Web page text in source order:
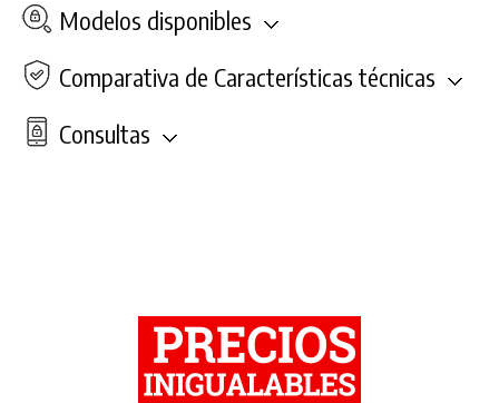
Modelos disponibles
Comparativa de Características técnicas
Consultas